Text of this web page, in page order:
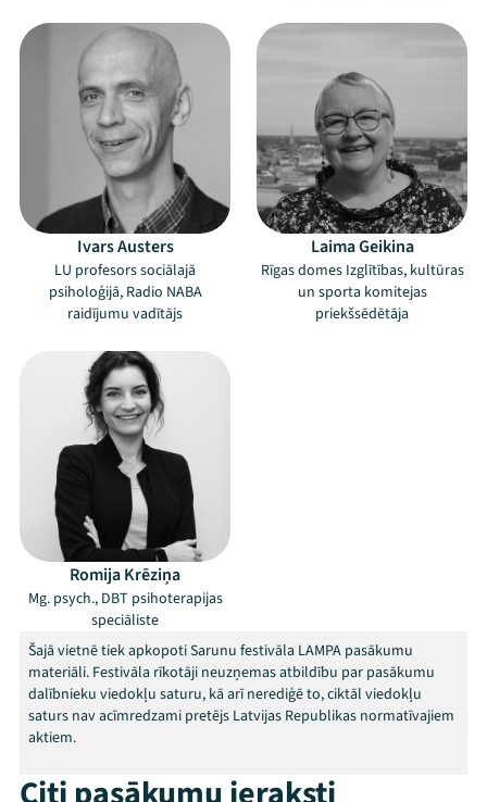
Mana programma
Festivāls
Programma
Viņi bija LAMPĀ 2026
Ivars Austers
LU profesors sociālajā
psiholoģijā, Radio NABA
raidījumu vadītājs
Laima Geikina
Rīgas domes Izglītības, kultūras
un sporta komitejas
priekšsēdētāja
Romija Krēziņa
Mg. psych., DBT psihoterapijas
speciāliste
Šajā vietnē tiek apkopoti Sarunu festivāla LAMPA pasākumu
materiāli. Festivāla rīkotāji neuzņemas atbildību par pasākumu
dalībnieku viedokļu saturu, kā arī nerediģē to, ciktāl viedokļu
saturs nav acīmredzami pretējs Latvijas Republikas normatīvajiem
aktiem.